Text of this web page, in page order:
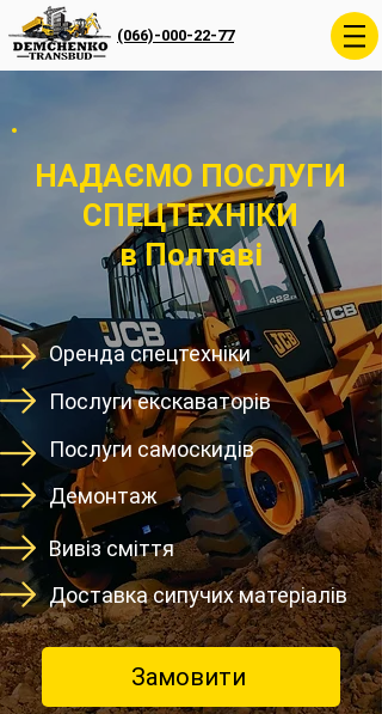
(066)-000-22-77
НАДАЄМО ПОСЛУГИ
СПЕЦТЕХНІКИ
в Полтаві
Оренда спецтехніки
Послуги екскаваторів
Послуги самоскидів
Демонтаж
Вивіз сміття
Доставка сипучих матеріалів
Замовити